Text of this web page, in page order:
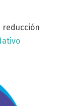
reducción